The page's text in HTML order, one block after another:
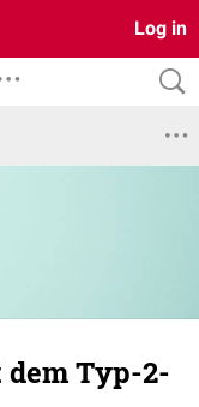
Log in
dem Typ-2-